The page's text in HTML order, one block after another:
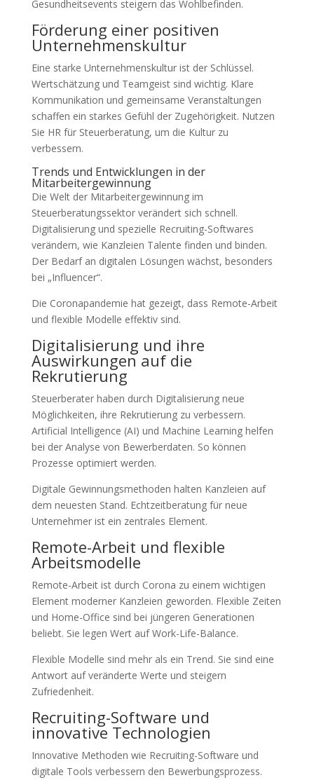
Gesundheitsevents steigern das Wohlbefinden.
Förderung einer positiven
Unternehmenskultur
Eine starke Unternehmenskultur ist der Schlüssel.
Wertschätzung und Teamgeist sind wichtig. Klare
Kommunikation und gemeinsame Veranstaltungen
schaffen ein starkes Gefühl der Zugehörigkeit. Nutzen
Sie HR für Steuerberatung, um die Kultur zu
verbessern.
Trends und Entwicklungen in der
Mitarbeitergewinnung
Die Welt der Mitarbeitergewinnung im
Steuerberatungssektor verändert sich schnell.
Digitalisierung und spezielle Recruiting-Softwares
verändern, wie Kanzleien Talente finden und binden.
Der Bedarf an digitalen Lösungen wächst, besonders
bei „Influencer“.
Die Coronapandemie hat gezeigt, dass Remote-Arbeit
und flexible Modelle effektiv sind.
Digitalisierung und ihre
Auswirkungen auf die
Rekrutierung
Steuerberater haben durch Digitalisierung neue
Möglichkeiten, ihre Rekrutierung zu verbessern.
Artificial Intelligence (AI) und Machine Learning helfen
bei der Analyse von Bewerberdaten. So können
Prozesse optimiert werden.
Digitale Gewinnungsmethoden halten Kanzleien auf
dem neuesten Stand. Echtzeitberatung für neue
Unternehmer ist ein zentrales Element.
Remote-Arbeit und flexible
Arbeitsmodelle
Remote-Arbeit ist durch Corona zu einem wichtigen
Element moderner Kanzleien geworden. Flexible Zeiten
und Home-Office sind bei jüngeren Generationen
beliebt. Sie legen Wert auf Work-Life-Balance.
Flexible Modelle sind mehr als ein Trend. Sie sind eine
Antwort auf veränderte Werte und steigern
Zufriedenheit.
Recruiting-Software und
innovative Technologien
Innovative Methoden wie Recruiting-Software und
digitale Tools verbessern den Bewerbungsprozess.